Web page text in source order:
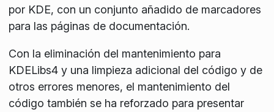
por KDE, con un conjunto añadido de marcadores
para las páginas de documentación.
Con la eliminación del mantenimiento para
KDELibs4 y una limpieza adicional del código y de
otros errores menores, el mantenimiento del
código también se ha reforzado para presentar